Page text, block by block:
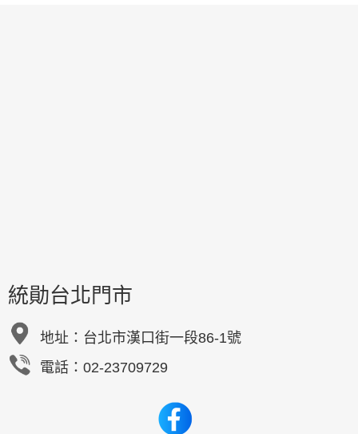
統勛台北門市
地址： 台北市漢口街一段86-1號
電話：02-23709729